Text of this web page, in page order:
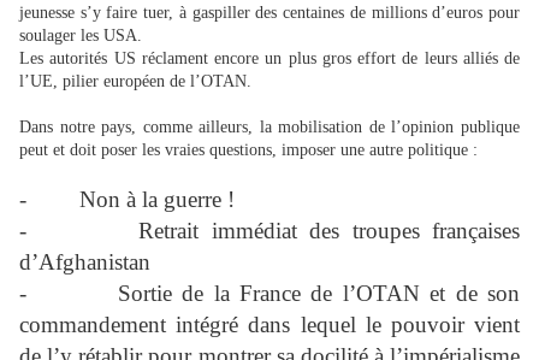
jeunesse s’y faire tuer, à gaspiller des centaines de millions d’euros pour
soulager les USA.
Les autorités US réclament encore un plus gros effort de leurs alliés de
l’UE, pilier européen de l’OTAN.
Dans notre pays, comme ailleurs, la mobilisation de l’opinion publique
peut et doit poser les vraies questions, imposer une autre politique :
-
Non à la guerre !
- Retrait immédiat des troupes françaises
d’Afghanistan
- Sortie de la France de l’OTAN et de son
commandement intégré dans lequel le pouvoir vient